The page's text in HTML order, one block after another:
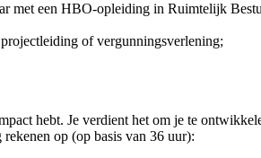
met een HBO-opleiding in Ruimtelijk
of vergunningsverlening;
hebt. Je verdient het om je te
op (op basis van 36 uur):